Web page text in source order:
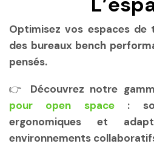
Optimisez vos espaces
des bureaux bench
pensés.
👉 Découvrez notre
pour open space:
ergonomiques et
environnements